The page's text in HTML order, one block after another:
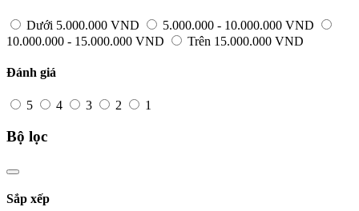
Dưới 5.000.000 VND
5.000.000 - 10.000.000 VND
10.000.000 - 15.000.000 VND
Trên 15.000.000 VND
Đánh giá
5 4 3 2 1
Bộ lọc
Sắp xếp